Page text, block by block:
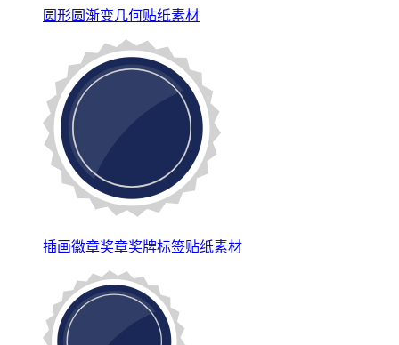
圆形圆渐变几何贴纸素材
插画徽章奖章奖牌标签贴纸素材